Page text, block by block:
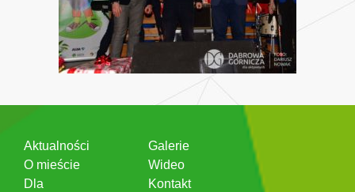
Aktualności
O mieście
Dla
Galerie
Wideo
Kontakt